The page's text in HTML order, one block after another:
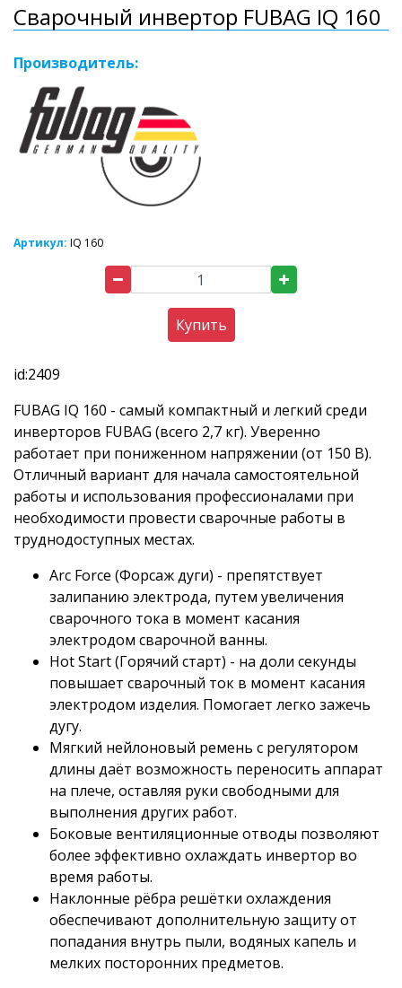
Сварочный инвертор FUBAG IQ 160
Производитель:
Артикул: IQ 160
Купить
id:2409
FUBAG IQ 160 - самый компактный и легкий среди
инверторов FUBAG (всего 2,7 кг). Уверенно
работает при пониженном напряжении (от 150 В).
Отличный вариант для начала самостоятельной
работы и использования профессионалами при
необходимости провести сварочные работы в
труднодоступных местах.
Arc Force (Форсаж дуги) - препятствует
залипанию электрода, путем увеличения
сварочного тока в момент касания
электродом сварочной ванны.
Hot Start (Горячий старт) - на доли секунды
повышает сварочный ток в момент касания
электродом изделия. Помогает легко зажечь
дугу.
Мягкий нейлоновый ремень с регулятором
длины даёт возможность переносить аппарат
на плече, оставляя руки свободными для
выполнения других работ.
Боковые вентиляционные отводы позволяют
более эффективно охлаждать инвертор во
время работы.
Наклонные рёбра решётки охлаждения
обеспечивают дополнительную защиту от
попадания внутрь пыли, водяных капель и
мелких посторонних предметов.